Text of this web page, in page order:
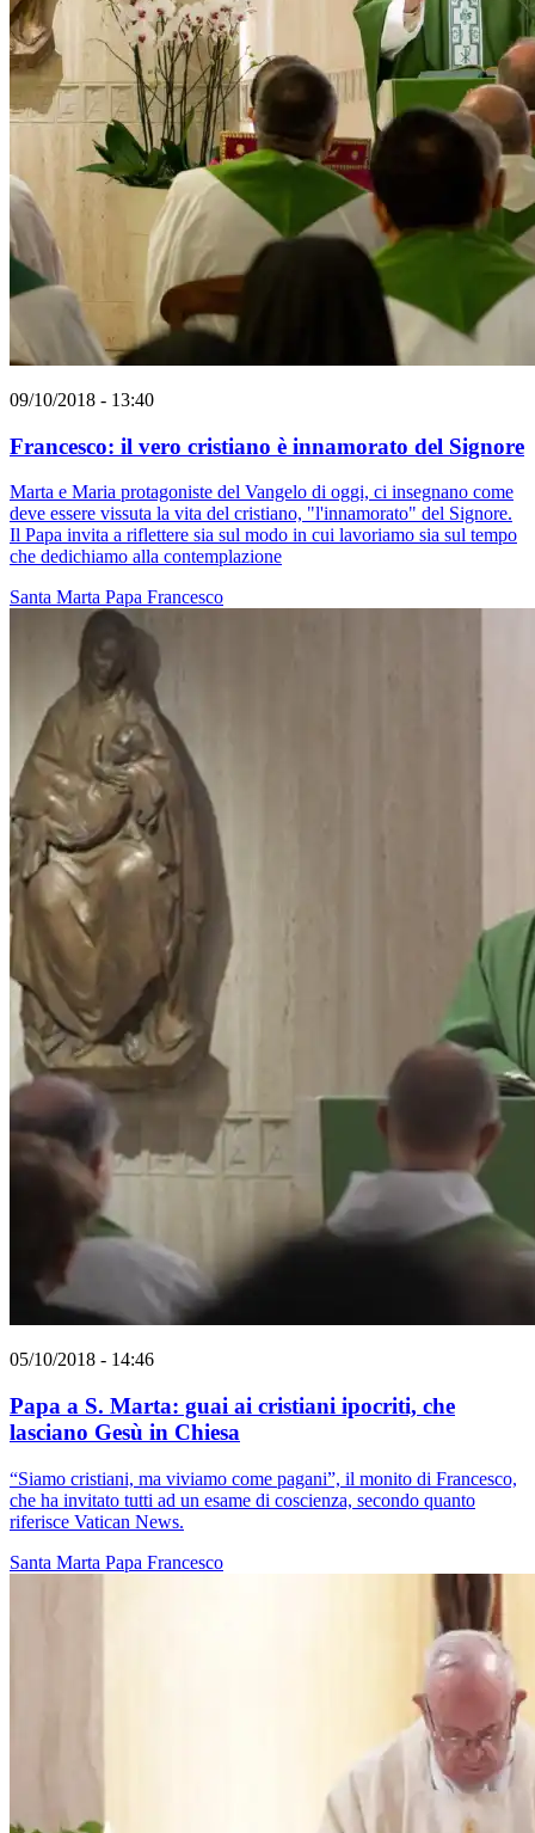
09/10/2018 - 13:40
Francesco: il vero cristiano è innamorato del Signore
Marta e Maria protagoniste del Vangelo di oggi, ci insegnano come
deve essere vissuta la vita del cristiano, "l'innamorato" del Signore.
Il Papa invita a riflettere sia sul modo in cui lavoriamo sia sul tempo
che dedichiamo alla contemplazione
Santa Marta Papa Francesco
05/10/2018 - 14:46
Papa a S. Marta: guai ai cristiani ipocriti, che
lasciano Gesù in Chiesa
“Siamo cristiani, ma viviamo come pagani”, il monito di Francesco,
che ha invitato tutti ad un esame di coscienza, secondo quanto
riferisce Vatican News.
Santa Marta Papa Francesco